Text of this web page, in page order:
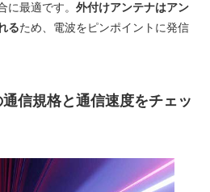
に最適です。 外付けアンテナはアン
るため、電波をピンポイントに発信
信規格と通信速度をチェッ